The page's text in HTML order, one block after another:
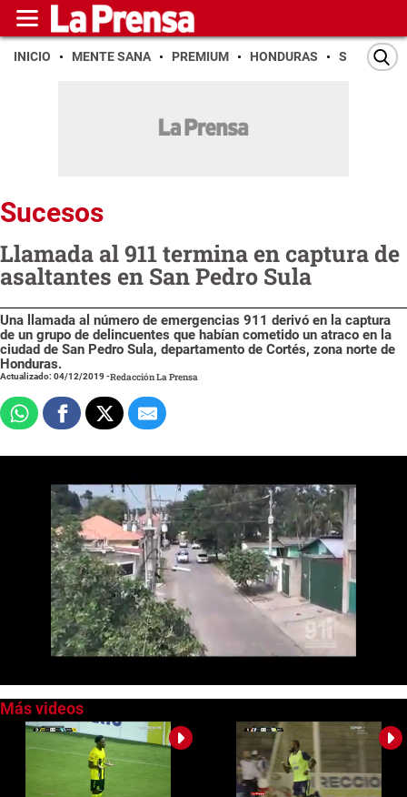
INICIO MENTE SANA PREMIUM HONDURAS SAN PEDRO
Sucesos
Llamada al 911 termina en captura de
asaltantes en San Pedro Sula
Una llamada al número de emergencias 911 derivó en la captura
de un grupo de delincuentes que habían cometido un atraco en la
ciudad de San Pedro Sula, departamento de Cortés, zona norte de
Honduras.
Actualizado: 04/12/2019-Redacción La Prensa
seconds
seconds